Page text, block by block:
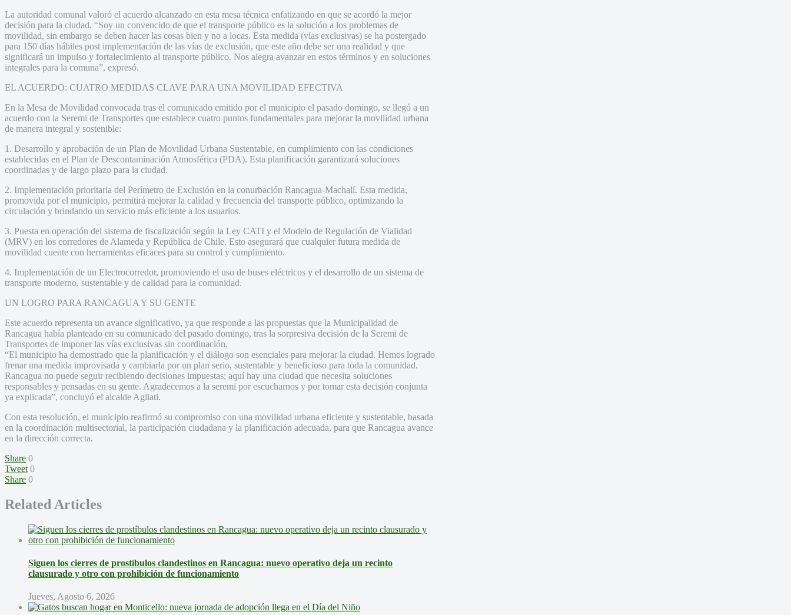
La autoridad comunal valoró el acuerdo alcanzado en esta mesa técnica enfatizando en que se acordó la mejor
decisión para la ciudad. “Soy un convencido de que el transporte público es la solución a los problemas de
movilidad, sin embargo se deben hacer las cosas bien y no a locas. Esta medida (vías exclusivas) se ha postergado
para 150 días hábiles post implementación de las vías de exclusión, que este año debe ser una realidad y que
significará un impulso y fortalecimiento al transporte público. Nos alegra avanzar en estos términos y en soluciones
integrales para la comuna”, expresó.
EL ACUERDO: CUATRO MEDIDAS CLAVE PARA UNA MOVILIDAD EFECTIVA
En la Mesa de Movilidad convocada tras el comunicado emitido por el municipio el pasado domingo, se llegó a un
acuerdo con la Seremi de Transportes que establece cuatro puntos fundamentales para mejorar la movilidad urbana
de manera integral y sostenible:
1. Desarrollo y aprobación de un Plan de Movilidad Urbana Sustentable, en cumplimiento con las condiciones
establecidas en el Plan de Descontaminación Atmosférica (PDA). Esta planificación garantizará soluciones
coordinadas y de largo plazo para la ciudad.
2. Implementación prioritaria del Perímetro de Exclusión en la conurbación Rancagua-Machalí. Esta medida,
promovida por el municipio, permitirá mejorar la calidad y frecuencia del transporte público, optimizando la
circulación y brindando un servicio más eficiente a los usuarios.
3. Puesta en operación del sistema de fiscalización según la Ley CATI y el Modelo de Regulación de Vialidad
(MRV) en los corredores de Alameda y República de Chile. Esto asegurará que cualquier futura medida de
movilidad cuente con herramientas eficaces para su control y cumplimiento.
4. Implementación de un Electrocorredor, promoviendo el uso de buses eléctricos y el desarrollo de un sistema de
transporte moderno, sustentable y de calidad para la comunidad.
UN LOGRO PARA RANCAGUA Y SU GENTE
Este acuerdo representa un avance significativo, ya que responde a las propuestas que la Municipalidad de
Rancagua había planteado en su comunicado del pasado domingo, tras la sorpresiva decisión de la Seremi de
Transportes de imponer las vías exclusivas sin coordinación.
“El municipio ha demostrado que la planificación y el diálogo son esenciales para mejorar la ciudad. Hemos logrado
frenar una medida improvisada y cambiarla por un plan serio, sustentable y beneficioso para toda la comunidad.
Rancagua no puede seguir recibiendo decisiones impuestas; aquí hay una ciudad que necesita soluciones
responsables y pensadas en su gente. Agradecemos a la seremi por escucharnos y por tomar esta decisión conjunta
ya explicada”, concluyó el alcalde Agliati.
Con esta resolución, el municipio reafirmó su compromiso con una movilidad urbana eficiente y sustentable, basada
en la coordinación multisectorial, la participación ciudadana y la planificación adecuada, para que Rancagua avance
en la dirección correcta.
Share 0
Tweet 0
Share 0
Related Articles
Siguen los cierres de prostíbulos clandestinos en Rancagua: nuevo operativo deja un recinto
clausurado y otro con prohibición de funcionamiento
Jueves, Agosto 6, 2026